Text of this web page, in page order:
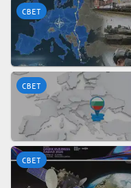
СВЕТ
СВЕТ
СВЕТ